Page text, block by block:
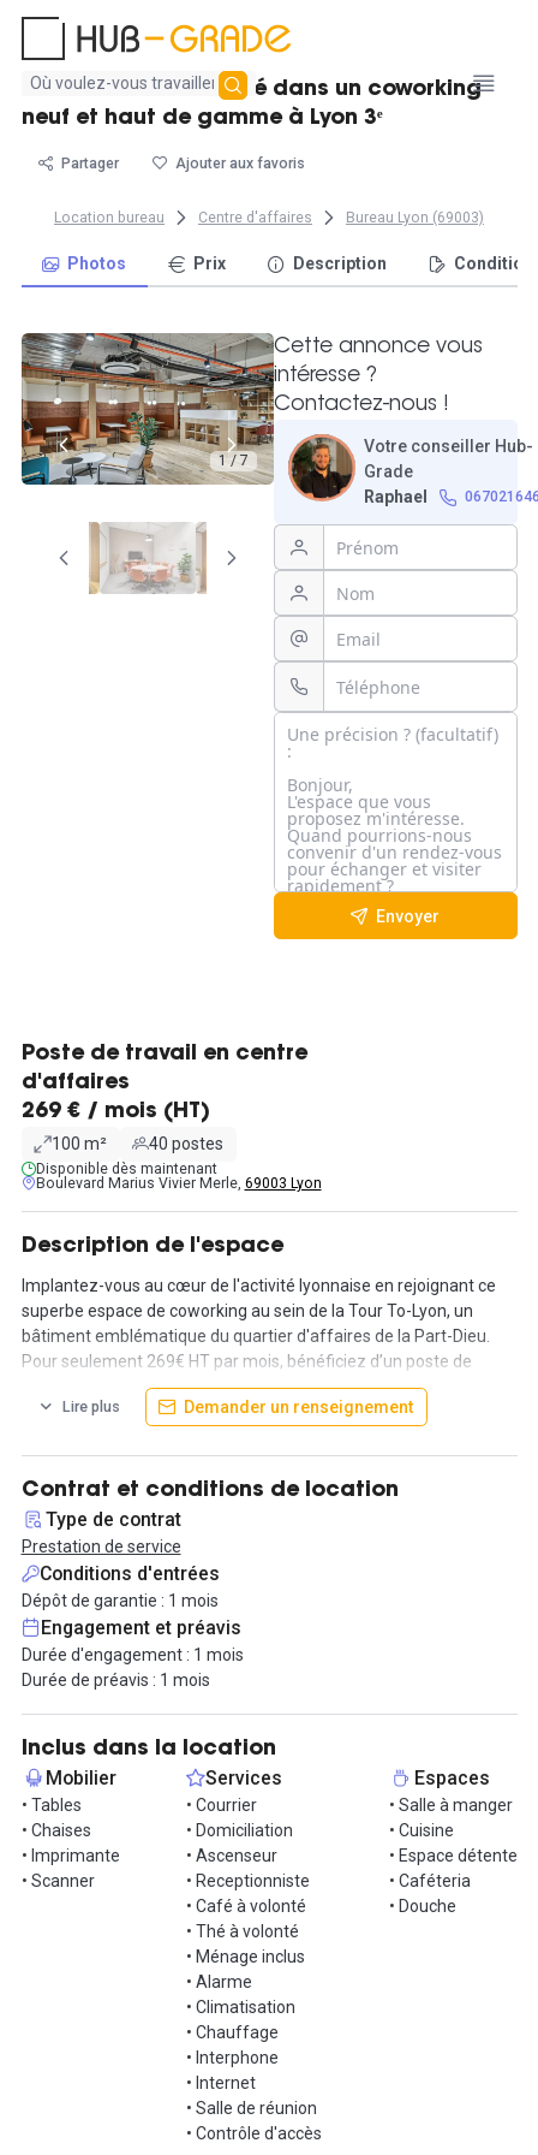
Aucun
résultat
Poste de travail dédié dans un coworking
neuf et haut de gamme à Lyon 3ᵉ
Partager Ajouter aux favoris
Location bureau Centre d'affaires Bureau Lyon (69003)
Photos Prix Description
1 / 7
Cette annonce vous
intéresse ?
Contactez-nous !
Votre conseiller Hub-
Grade
Raphael
Envoyer
Poste de travail en centre
d'affaires
269 € / mois (HT)
100 m² 40 postes
Disponible dès maintenant
Boulevard Marius Vivier Merle, 69003 Lyon
Description de l'espace
Implantez-vous au cœur de l'activité lyonnaise en rejoignant ce
superbe espace de coworking au sein de la Tour To-Lyon, un
bâtiment emblématique du quartier d'affaires de la Part-Dieu.
Pour seulement 269€ HT par mois, bénéficiez d’un poste de
travail dédié dans un environnement dynamique et collaboratif,
offrant tout le confort nécessaire pour stimuler votre
Accédez sur les jours ouvrés aux espaces du groupe, tous
équipés d'une connexion Wi-Fi ultra-rapide et profitez de
nombreuses salles de réunion disponibles à la demande. Que
vous soyez un freelance, une startup ou une équipe en pleine
expansion, nos espaces de coworking s’adaptent à vos besoins
avec flexibilité.
L'emplacement vous permet de profiter d’une accessibilité
optimale : métro ligne B, tramways T1, T3 et T4, ainsi que la gare
de la Part-Dieu, située à quelques pas. À proximité, découvrez
également de nombreux restaurants, cafés et attractions
culturelles, ainsi que le parc de la Tête d'Or pour une pause bien
méritée.
Rejoignez la communauté de coworkers et offrez-vous un cadre
de travail stimulant dans l’un des plus grands hubs d’affaires de
Lyon.
Contactez-nous pour plus d'informations ou pour planifier une
Lire plus Demander un renseignement
Contrat et conditions de location
Type de contrat
Prestation de service
Conditions d'entrées
Dépôt de garantie : 1 mois
Engagement et préavis
Durée d'engagement : 1 mois
Durée de préavis : 1 mois
Inclus dans la location
Mobilier
• Tables
• Chaises
• Imprimante
• Scanner
Services
• Courrier
• Domiciliation
• Ascenseur
• Receptionniste
• Café à volonté
• Thé à volonté
• Ménage inclus
• Alarme
• Climatisation
• Chauffage
• Interphone
• Internet
• Salle de réunion
• Contrôle d'accès
Espaces
• Salle à manger
• Cuisine
• Espace détente
• Caféteria
• Douche